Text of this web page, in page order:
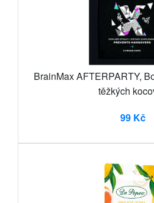
BrainMax AFTERPARTY,
těžkých
99 Kč